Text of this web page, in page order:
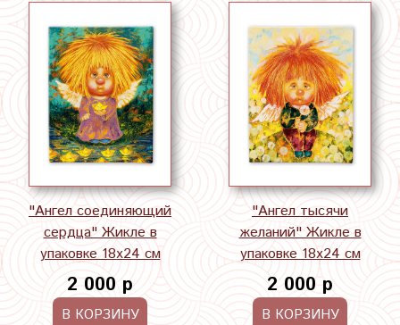
"Ангел соединяющий
сердца" Жикле в
упаковке 18х24 см
2 000 р
В КОРЗИНУ
"Ангел тысячи
желаний" Жикле в
упаковке 18х24 см
2 000 р
В КОРЗИНУ